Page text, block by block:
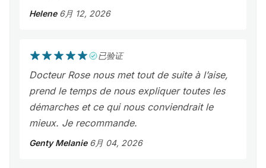
Helene 6月 12, 2026
已验证
Docteur Rose nous met tout de suite à l’aise,
prend le temps de nous expliquer toutes les
démarches et ce qui nous conviendrait le
mieux. Je recommande.
Genty Melanie 6月 04, 2026